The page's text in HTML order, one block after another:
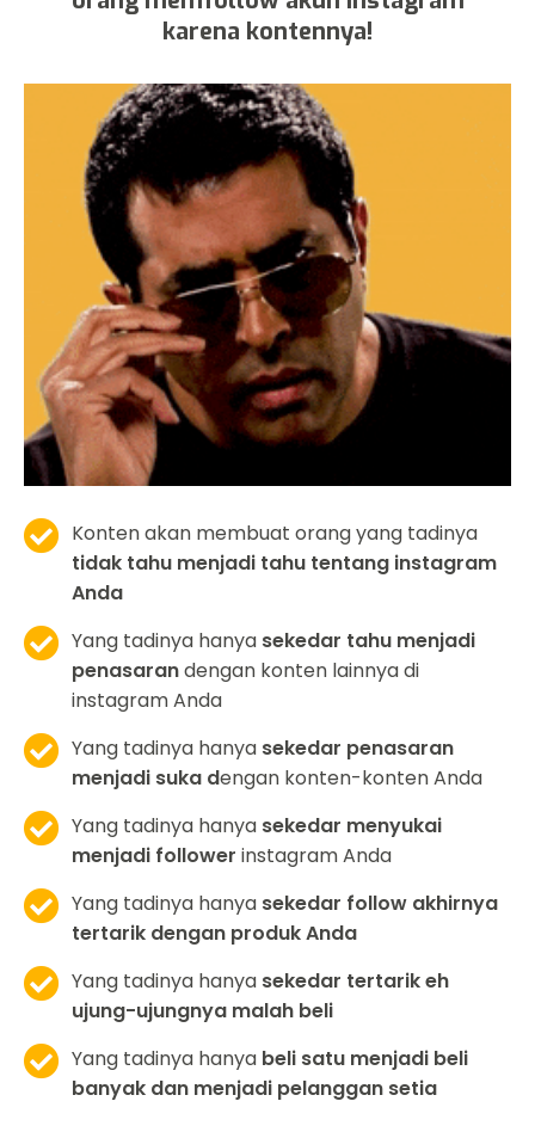
karena kontennya!
Konten akan membuat orang yang tadinya
tidak tahu menjadi tahu tentang instagram
Anda
Yang tadinya hanya sekedar tahu menjadi
penasarandengan konten lainnya di
instagram Anda
Yang tadinya hanya sekedar penasaran
menjadi suka dengan konten-konten Anda
Yang tadinya hanya sekedar menyukai
menjadi follower instagram Anda
Yang tadinya hanya sekedar follow akhirnya
tertarik dengan produk Anda
Yang tadinya hanya sekedar tertarik eh
ujung-ujungnya malah beli
Yang tadinya hanya beli satu menjadi beli
banyak dan menjadi pelanggan setia